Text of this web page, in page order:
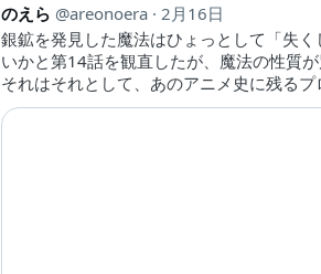
のえら areonoera
2月16日
銀鉱を発見した魔法はひょっとして「失
いかと第14話を観直したが、魔法の性質
それはそれとして、あのアニメ史に残る